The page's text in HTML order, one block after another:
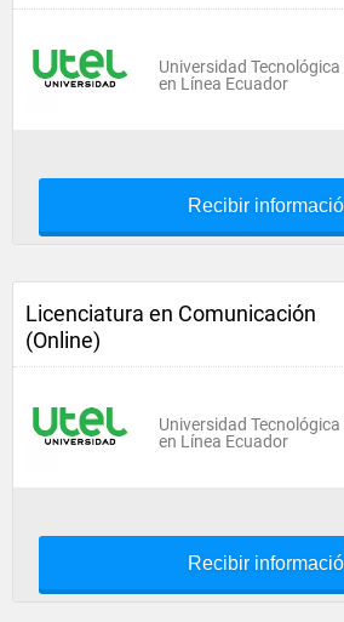
Universidad
en Línea Ecuador
Recibir
Licenciatura en Comunicación
(Online)
Universidad
en Línea Ecuador
Recibir